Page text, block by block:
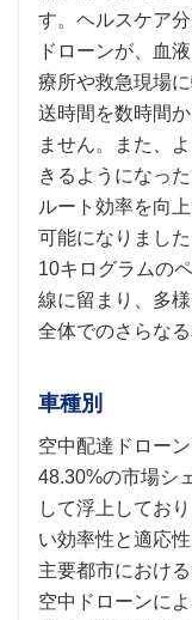
す。ヘルスケア
ドローンが、血
療所や救急現場
送時間を数時間
ません。また、
きるようになっ
ルート効率を向
可能になりまし
10キログラムの
線に留まり、多
全体でのさらな
車種別
空中配達ドロー
48.30%の市場シ
して浮上してお
い効率性と適応
主要都市におけ
空中ドローンに